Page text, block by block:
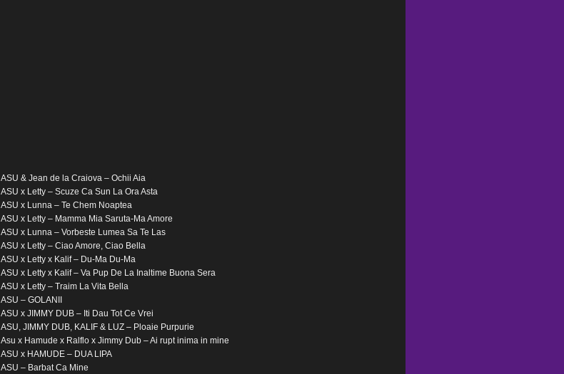
ASU & Jean de la Craiova – Ochii Aia
ASU x Letty – Scuze Ca Sun La Ora Asta
ASU x Lunna – Te Chem Noaptea
ASU x Letty – Mamma Mia Saruta-Ma Amore
ASU x Lunna – Vorbeste Lumea Sa Te Las
ASU x Letty – Ciao Amore, Ciao Bella
ASU x Letty x Kalif – Du-Ma Du-Ma
ASU x Letty x Kalif – Va Pup De La Inaltime Buona Sera
ASU x Letty – Traim La Vita Bella
ASU – GOLANII
ASU x JIMMY DUB – Iti Dau Tot Ce Vrei
ASU, JIMMY DUB, KALIF & LUZ – Ploaie Purpurie
Asu x Hamude x Ralflo x Jimmy Dub – Ai rupt inima in mine
ASU x HAMUDE – DUA LIPA
ASU – Barbat Ca Mine